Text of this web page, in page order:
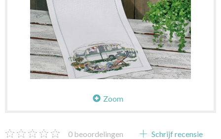
Zoom
0 beoordelingen Schrijf recensie